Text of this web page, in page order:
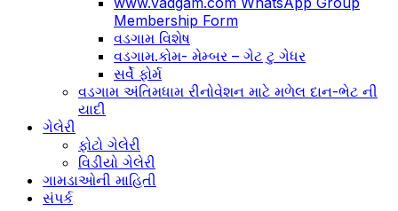
Membership Form
વડગામ વિશેષ
વડગામ.કોમ- મેમ્બર – ગેટ ટુ ગેધર
સર્વે ફોર્મ
વડગામ અંતિમધામ રીનોવેશન માટે મળેલ દાન-ભેટ ની
યાદી
ગેલેરી
ફોટો ગેલેરી
વિડીયો ગેલેરી
ગામડાઓની માહિતી
સંપર્ક